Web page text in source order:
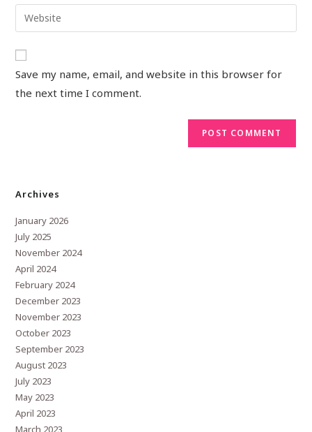
Save my name, email, and website in this browser for
the next time I comment.
Archives
January 2026
July 2025
November 2024
April 2024
February 2024
December 2023
November 2023
October 2023
September 2023
August 2023
July 2023
May 2023
April 2023
March 2023